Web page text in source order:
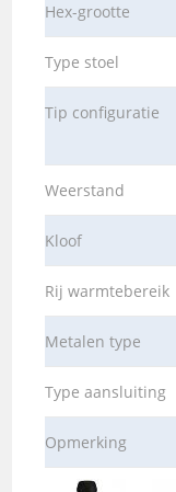
Hex-grootte
Type stoel
Tip configuratie
Weerstand
Kloof
Rij warmtebereik
Metalen type
Type aansluiting
Opmerking